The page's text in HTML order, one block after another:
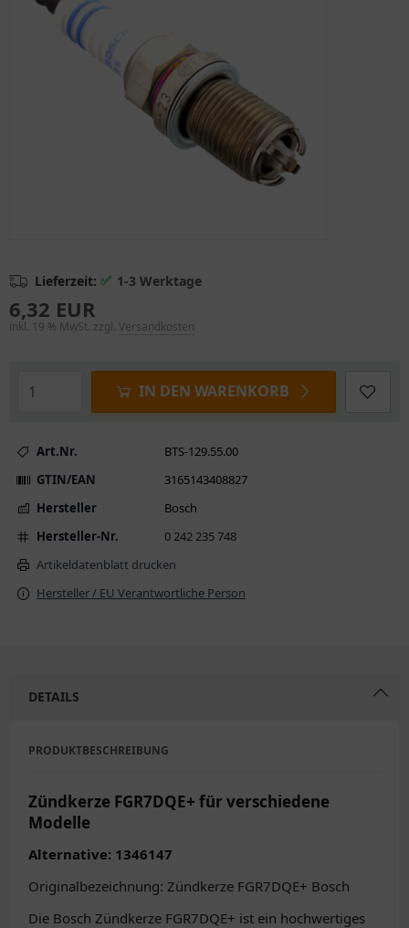
Lieferzeit: ✅ 1-3 Werktage
6,32 EUR
inkl. 19 % MwSt. zzgl. Versandkosten
IN DEN WARENKORB
Art.Nr.
BTS-129.55.00
GTIN/EAN
3165143408827
Hersteller
Bosch
Hersteller-Nr.
0 242 235 748
Artikeldatenblatt drucken
Hersteller / EU Verantwortliche Person
DETAILS
PRODUKTBESCHREIBUNG
Zündkerze FGR7DQE+ für verschiedene
Modelle
Alternative: 1346147
Originalbezeichnung: Zündkerze FGR7DQE+ Bosch
Die Bosch Zündkerze FGR7DQE+ ist ein hochwertiges